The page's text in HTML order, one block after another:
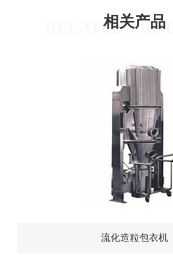
相关产品
RELATED
流化造粒包衣机